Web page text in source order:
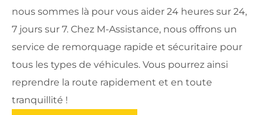
nous sommes là pour vous aider 24 heures sur 24,
7 jours sur 7. Chez M-Assistance, nous offrons un
service de remorquage rapide et sécuritaire pour
tous les types de véhicules. Vous pourrez ainsi
reprendre la route rapidement et en toute
tranquillité !